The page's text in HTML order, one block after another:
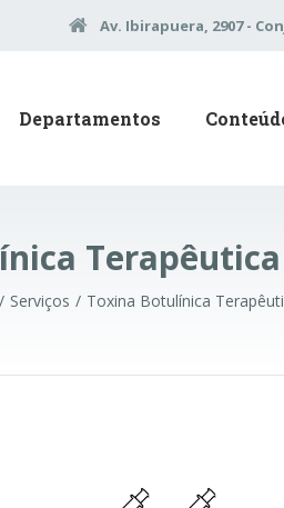
Av. Ibirapuera, 2907 -
Departamentos
Terapêutica
Serviços Toxina Botulínica